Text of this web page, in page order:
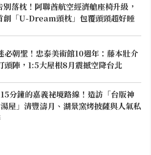
別落枕！阿聯酋航空經濟艙座椅升級，
創「U-Dream頭枕」包覆頭頸超好睡
必朝聖！忠泰美術館10週年：藤本壯介
頭陣，1:5大屋根8月震撼空降台北
分鐘的嘉義祕境路線！造訪「台版神
屋」清豐濤月、湖景窯烤披薩與人氣私